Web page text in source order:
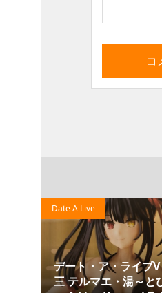
ート・ア・ライブV 時崎狂
テルマエ・湯～とぴあ Da